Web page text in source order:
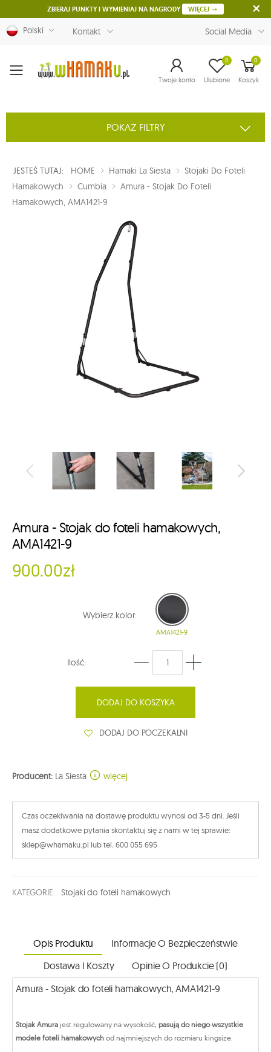
ZBIERAJ PUNKTY I WYMIENIAJ NA NAGRODY WIĘCEJ
Polski Kontakt Social Media
Menu Twoje konto Ulubione
0 0
Koszyk
POKAŻ FILTRY
JESTEŚ TUTAJ: HOME Hamaki La Siesta
Stojaki Do Foteli
Hamakowych
Cumbia
Amura - Stojak Do Foteli
Hamakowych, AMA1421-9
Amura - Stojak do foteli hamakowych,
AMA1421-9
900.00zł
Wybierz kolor:
AMA1421-9
Ilość:
DODAJ DO KOSZYKA
DODAJ DO POCZEKALNI
Producent: La Siesta więcej
Czas oczekiwania na dostawę produktu wynosi od 3-5 dni. Jeśli
masz dodatkowe pytania skontaktuj się z nami w tej sprawie:
sklep@whamaku.pl lub tel. 600 055 695
KATEGORIE: Stojaki do foteli hamakowych
Opis Produktu
Informacje O Bezpieczeństwie
Dostawa I Koszty
Opinie O Produkcie (0)
Amura - Stojak do foteli hamakowych, AMA1421-9
Stojak Amura jest regulowany na wysokość, pasują do niego wszystkie
modele foteli hamakowych od najmniejszych do rozmiaru kingsize.